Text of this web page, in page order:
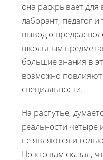
она раскрывает
лаборант, педагог и
вывод о
школьным
большие знания в
возможно
специальности.
На распутье,
реальности четыре
не являются и
Но кто вам сказал,